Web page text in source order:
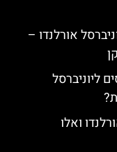
אורלנדו –
ליוניברסל
ואלו